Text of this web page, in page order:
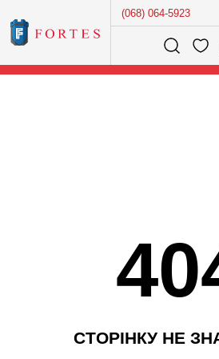
(068) 064-5923
Розумний пошук...
СТОРІНКУ НЕ ЗН